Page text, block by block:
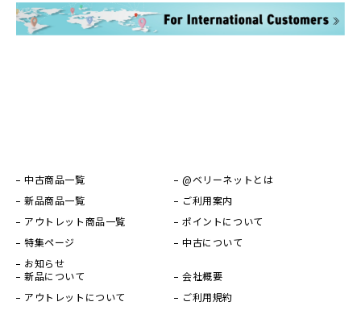
中古商品一覧
新品商品一覧
アウトレット商品一覧
特集ページ
お知らせ
@ベリーネットとは
ご利用案内
ポイントについて
中古について
新品について
アウトレットについて
会社概要
ご利用規約